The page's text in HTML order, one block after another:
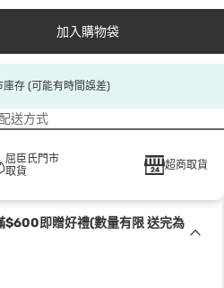
加入購物袋
庫存 (可能有時間誤差)
送方式
屈臣氏門市
取貨
超商取貨
$600即贈好禮(數量有限 送完為